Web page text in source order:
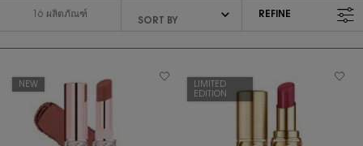
16 ผลิตภัณฑ์ REFINE
NEW
LIMITED
EDITION